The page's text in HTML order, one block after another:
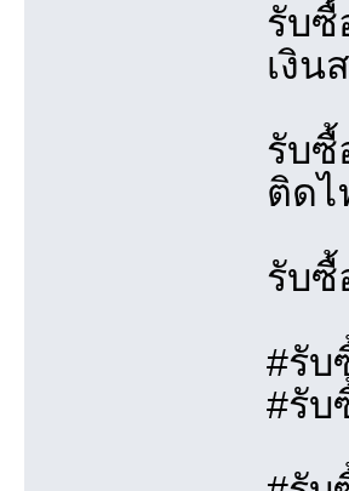
รับซื้
เงิน
รับซื้
ติดไ
รับซื้
#รับ
#รับ